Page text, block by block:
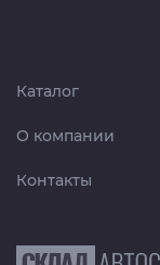
Каталог
О компании
Контакты